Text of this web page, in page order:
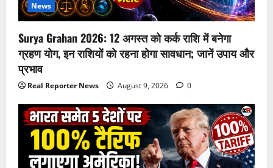
News
Surya Grahan 2026: 12 अगस्त को कर्क राशि में बनेगा
ग्रहण योग, इन राशियों को रहना होगा सावधान; जानें उपाय और
प्रभाव
Real Reporter News August 9, 2026 0